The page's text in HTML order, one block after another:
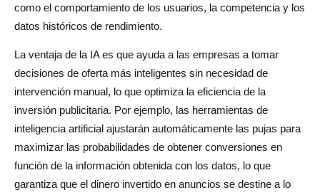
como el comportamiento de los usuarios, la competencia y los
datos históricos de rendimiento.
La ventaja de la IA es que ayuda a las empresas a tomar
decisiones de oferta más inteligentes sin necesidad de
intervención manual, lo que optimiza la eficiencia de la
inversión publicitaria. Por ejemplo, las herramientas de
inteligencia artificial ajustarán automáticamente las pujas para
maximizar las probabilidades de obtener conversiones en
función de la información obtenida con los datos, lo que
garantiza que el dinero invertido en anuncios se destine a lo